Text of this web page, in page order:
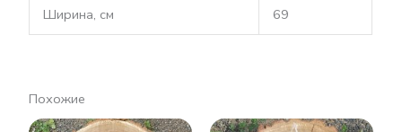
Ширина, см 69
Похожие